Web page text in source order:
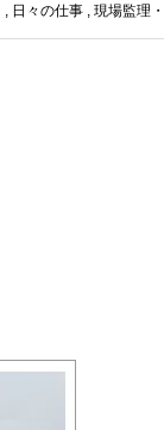
日々の仕事 現場監理